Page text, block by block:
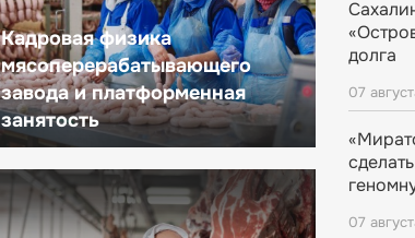
Кадровая физика
мясоперерабатывающего
завода и платформенная
занятость
долга
07
07